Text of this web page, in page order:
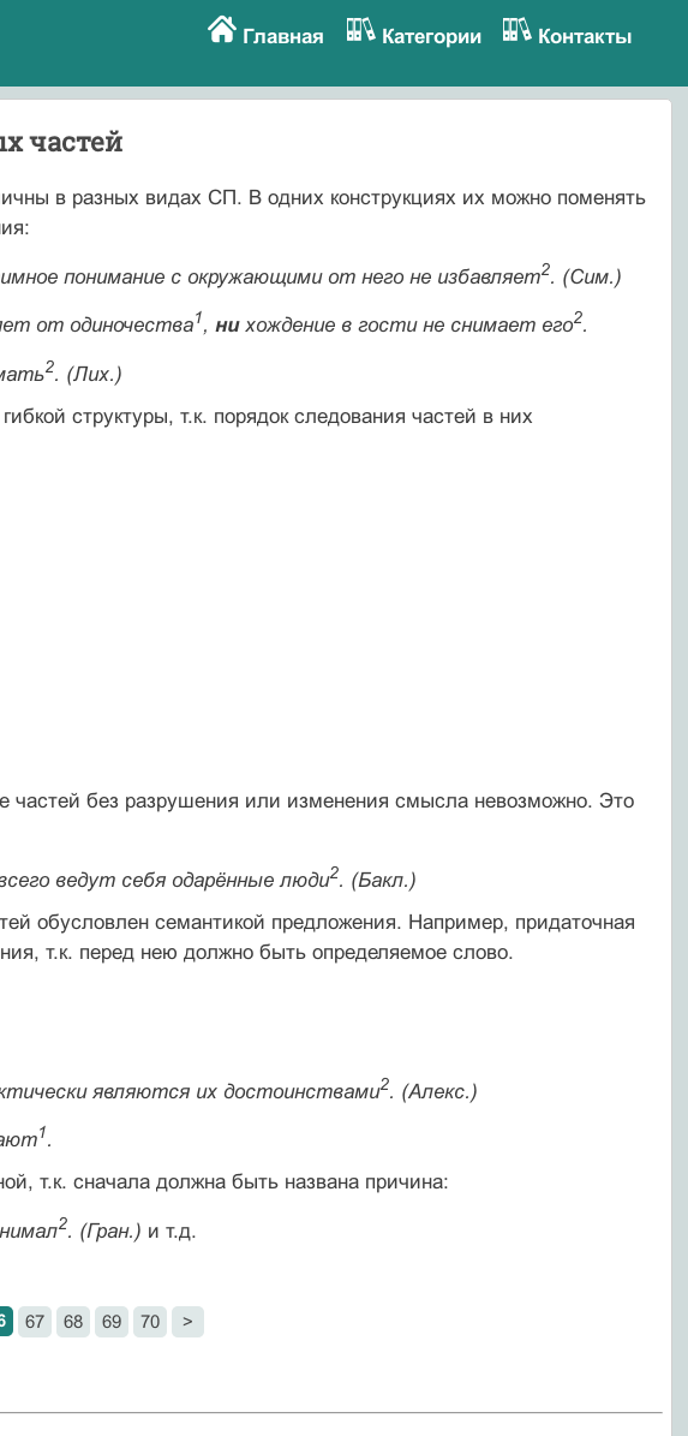
Главная Категории Контакты
частей
в разных видах СП. В одних конструкциях их можно поменять
понимание с окружающими от него не избавляет2. (Сим.)
от одиночества1, нихождение в гocmu не снимает его2.
2. (Лих.)
структуры, т.к. порядок следования частей в них
без разрушения или изменения смысла невозможно. Это
ведут себя ода­рённые люди2. (Бакл.)
обусловлен семантикой предложения. Например, придаточная
т.к. перед нею должно быть определяемое слово.
являются их достоинствами2. (Алекс.)
1.
т.к. сначала должна быть названа причина:
2. (Гран.) и т.д.
67 68 69 70 >